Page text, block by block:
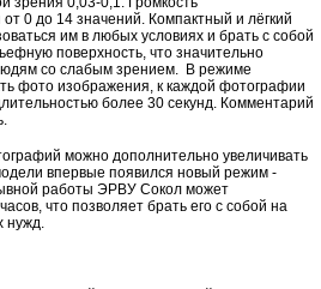
0 до 14 значений. Компактный и лёгкий
им в любых условиях и брать с собой
поверхность, что значительно
со слабым зрением. В режиме
фото изображения, к каждой фотографии
более 30 секунд. Комментарий
можно дополнительно увеличивать
впервые появился новый режим -
работы ЭРВУ Сокол может
что позволяет брать его с собой на
нужд.